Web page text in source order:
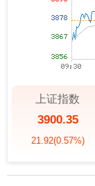
上证指数
3900.35
21.92(0.57%)